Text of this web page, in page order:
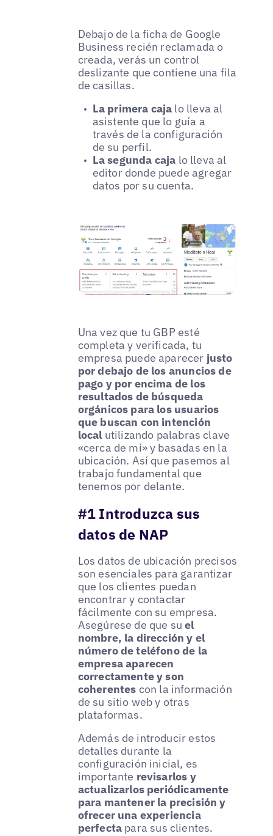
Debajo de la ficha de Google
Business recién reclamada o
creada, verás un control
deslizante que contiene una fila
de casillas.
La primera caja lo lleva al
asistente que lo guía a
través de la configuración
de su perfil.
La segunda caja lo lleva al
editor donde puede agregar
datos por su cuenta.
Una vez que tu GBP esté
completa y verificada, tu
empresa puede aparecer justo
por debajo de los anuncios de
pago y por encima de los
resultados de búsqueda
orgánicos para los usuarios
que buscan con intención
local utilizando palabras clave
«cerca de mí» y basadas en la
ubicación. Así que pasemos al
trabajo fundamental que
tenemos por delante.
#1 Introduzca sus
datos de NAP
Los datos de ubicación precisos
son esenciales para garantizar
que los clientes puedan
encontrar y contactar
fácilmente con su empresa.
Asegúrese de que suel
nombre, la dirección y el
número de teléfono de la
empresa aparecen
correctamente y son
coherentes con la información
de su sitio web y otras
plataformas.
Además de introducir estos
detalles durante la
configuración inicial, es
importante revisarlos y
actualizarlos periódicamente
para mantener la precisión y
ofrecer una experiencia
perfecta para sus clientes.